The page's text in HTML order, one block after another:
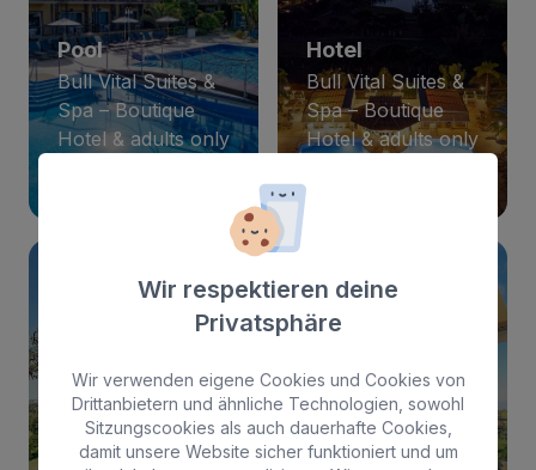
Pool
Bull Vital Suites &
Spa – Boutique
Hotel & adults only
Hotel
Bull Vital Suites &
Spa – Boutique
Hotel & adults only
Zimmer
Bull Vital Suites &
Spa – Boutique
Restaurant
Bull Vital Suites &
Spa – Boutique
Wir respektieren deine
Privatsphäre
Wir verwenden eigene Cookies und Cookies von
Drittanbietern und ähnliche Technologien, sowohl
Sitzungscookies als auch dauerhafte Cookies,
damit unsere Website sicher funktioniert und um